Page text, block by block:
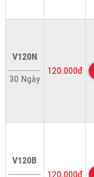
V120N
30 Ngày
120.000đ
V120B
120.000đ